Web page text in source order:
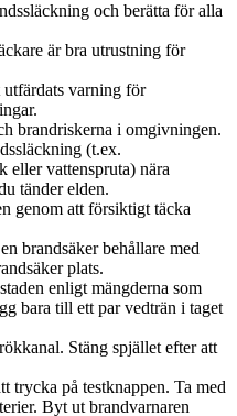
och berätta för alla
är bra utrustning för
varning för
brandriskerna i omgivningen.
(t.ex.
eller vattenspruta) nära
tänder elden.
genom att försiktigt täcka
brandsäker behållare med
plats.
enligt mängderna som
bara till ett par vedträn i taget
Stäng spjället efter att
trycka på testknappen. Ta med
Byt ut brandvarnaren